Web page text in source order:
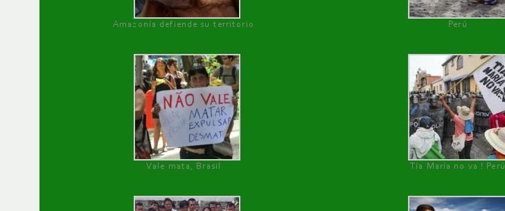
Amazonía defiende su territorio Perú
Vale mata, Brasil Tía María no va ! Perú